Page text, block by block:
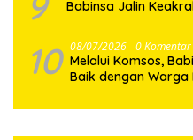
Babinsa Jalin
10 08/07/2026 0 Komentar
Melalui Komsos,
Baik dengan Warga